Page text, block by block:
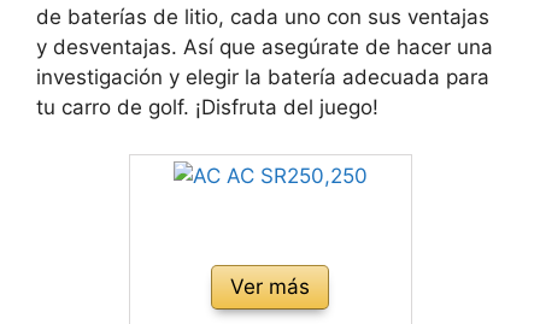
de baterías de litio, cada uno con sus ventajas
y desventajas. Así que asegúrate de hacer una
investigación y elegir la batería adecuada para
tu carro de golf. ¡Disfruta del juego!
Ver más